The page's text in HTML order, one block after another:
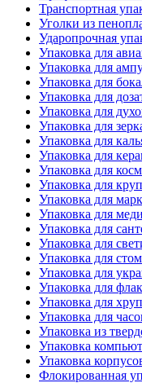
Транспортная
Уголки из
Ударопрочная
Упаковка для
Упаковка для
Упаковка для
Упаковка для
Упаковка для
Упаковка для
Упаковка для
Упаковка для
Упаковка для
Упаковка для
Упаковка для
Упаковка для
Упаковка для
Упаковка для
Упаковка для
Упаковка для
Упаковка для
Упаковка для
Упаковка для
Упаковка из
Упаковка
Упаковка
Флокированная